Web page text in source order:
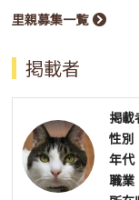
里親募集一覧
掲載者
掲載
性別
年代
職業